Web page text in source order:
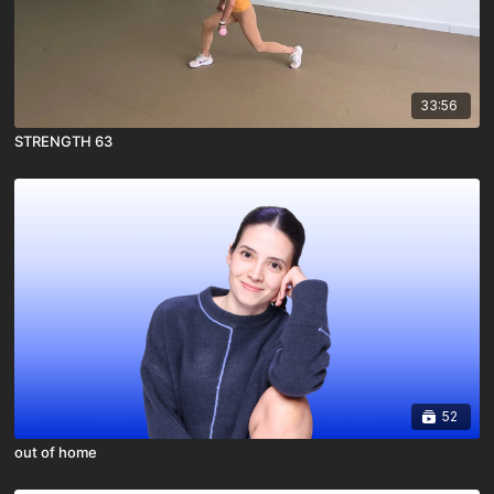
33:56
STRENGTH 63
52
out of home